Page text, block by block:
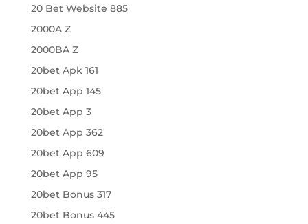
20 Bet Website 885
2000A Z
2000BA Z
20bet Apk 161
20bet App 145
20bet App 3
20bet App 362
20bet App 609
20bet App 95
20bet Bonus 317
20bet Bonus 445